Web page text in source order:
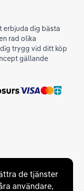
de tjänster
användare,
erbjuda dig bästa
rad olika
trygg vid ditt köp
gällande